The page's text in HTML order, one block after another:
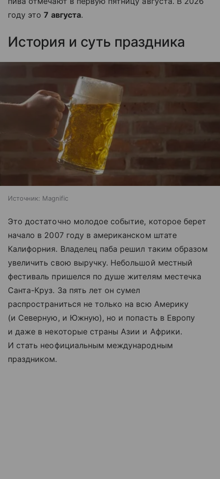
году это7 августа.
История и суть праздника
Источник: Magnific
Это достаточно молодое событие, которое берет
начало в 2007 году в американском штате
Калифорния. Владелец паба решил таким образом
увеличить свою выручку. Небольшой местный
фестиваль пришелся по душе жителям местечка
Санта-Круз. За пять лет он сумел
распространиться не только на всю Америку
(и Северную, и Южную), но и попасть в Европу
и даже в некоторые страны Азии и Африки.
И стать неофициальным международным
праздником.